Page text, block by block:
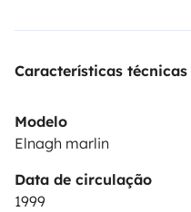
Características técnicas
Modelo
Elnagh marlin
Data de circulação
1999